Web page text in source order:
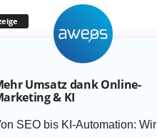
Umsatz dank Online-
& KI
SEO bis KI-Automation: Wir